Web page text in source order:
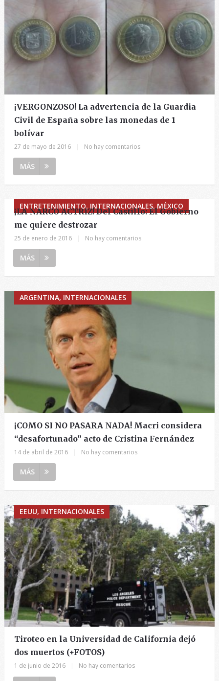
¡VERGONZOSO! La advertencia de la Guardia
Civil de España sobre las monedas de 1
bolívar
27 de mayo de 2016 No hay comentarios
MÁS
ENTRETENIMIENTO, INTERNACIONALES, MÉXICO
¡LA NARCO ACTRIZ! Del Castillo: El Gobierno
me quiere destrozar
25 de enero de 2016 No hay comentarios
MÁS
ARGENTINA, INTERNACIONALES
¡COMO SI NO PASARA NADA! Macri considera
“desafortunado” acto de Cristina Fernández
14 de abril de 2016 No hay comentarios
MÁS
EEUU, INTERNACIONALES
Tiroteo en la Universidad de California dejó
dos muertos (+FOTOS)
1 de junio de 2016 No hay comentarios